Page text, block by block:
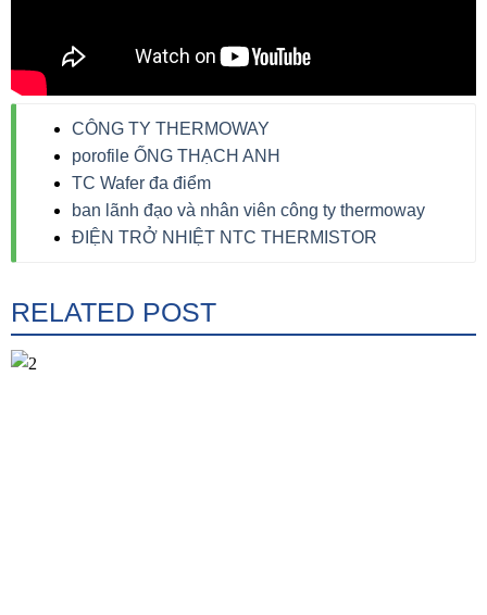
CÔNG TY THERMOWAY
porofile ỐNG THẠCH ANH
TC Wafer đa điểm
ban lãnh đạo và nhân viên công ty thermoway
ĐIỆN TRỞ NHIỆT NTC THERMISTOR
RELATED POST